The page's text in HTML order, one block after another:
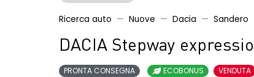
Ricerca auto Nuove Dacia Sandero
DACIA Stepway
PRONTA CONSEGNA ECOBONUS VENDUTA